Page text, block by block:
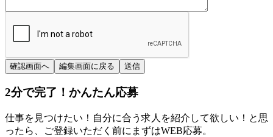
2分で完了！かんたん応募
仕事を見つけたい！自分に合う求人を紹介して欲しい！と思
ったら、ご登録いただく前にまずはWEB応募。